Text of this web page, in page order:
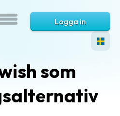
Logga in
som